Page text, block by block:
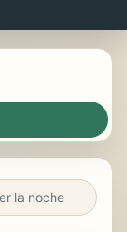
la noche